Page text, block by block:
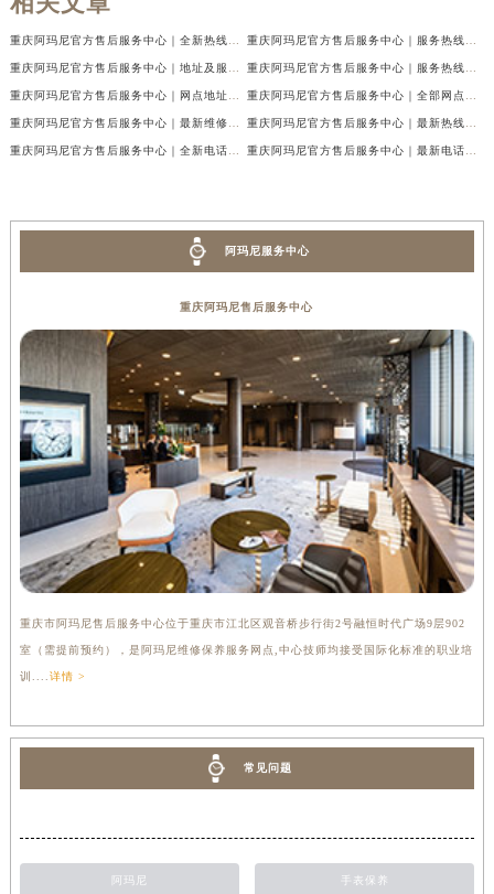
阿玛尼服务中心
重庆阿玛尼售后服务中心
重庆市阿玛尼售后服务中心位于重庆市江北区观音桥步行街2号融恒时代广场9层902
室（需提前预约），是阿玛尼维修保养服务网点,中心技师均接受国际化标准的职业培
训.... 详情 >
常见问题
阿玛尼 手表保养